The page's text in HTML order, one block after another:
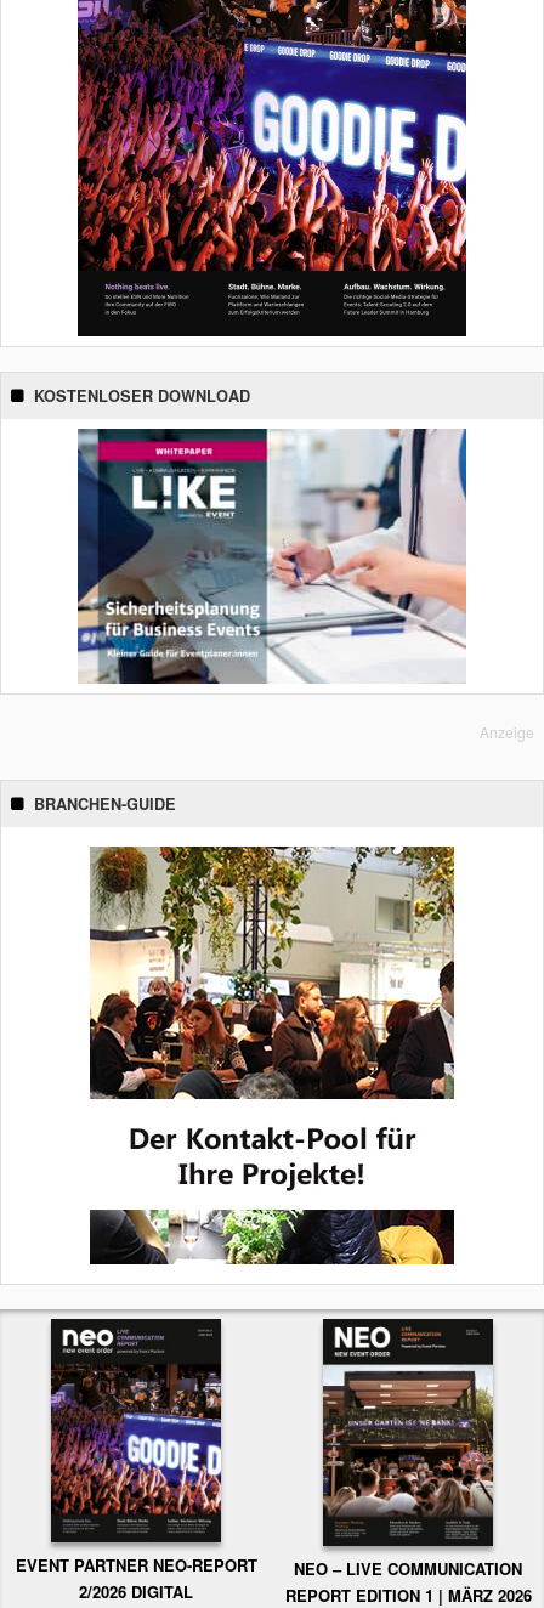
KOSTENLOSER DOWNLOAD
Anzeige
BRANCHEN-GUIDE
EVENT PARTNER NEO-REPORT
2/2026 DIGITAL
NEO – LIVE COMMUNICATION
REPORT EDITION 1 | MÄRZ 2026